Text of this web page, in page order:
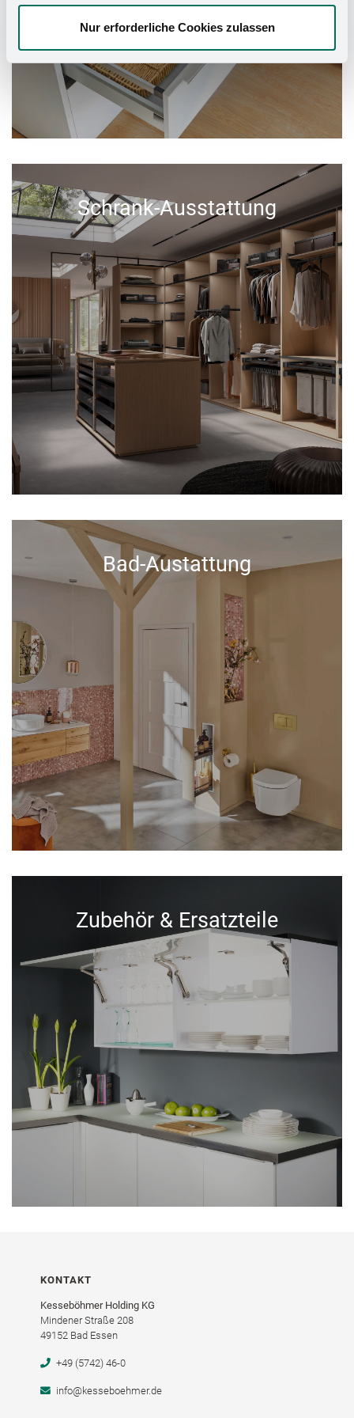
Nur erforderliche Cookies zulassen
Schrank-Ausstattung
Bad-Austattung
Zubehör & Ersatzteile
KONTAKT
Kesseböhmer Holding KG
Mindener Straße 208
49152 Bad Essen
+49 (5742) 46-0
info@kesseboehmer.de